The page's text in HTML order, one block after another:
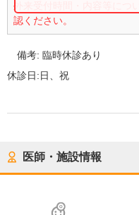
外来受付時間・内容等につ
認ください。
備考:臨時休診あり
休診日:日、祝
医師・施設情報